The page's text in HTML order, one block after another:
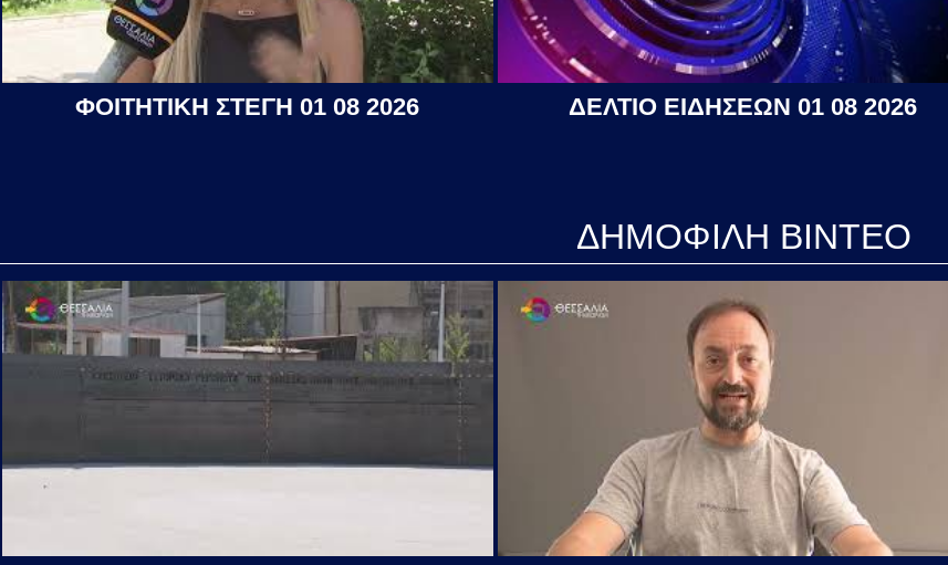
ΦΟΙΤΗΤΙΚΗ ΣΤΕΓΗ 01 08 2026 ΔΕΛΤΙΟ ΕΙΔΗΣΕΩΝ 01 08 2026
ΔΗΜΟΦΙΛΗ ΒΙΝΤΕΟ